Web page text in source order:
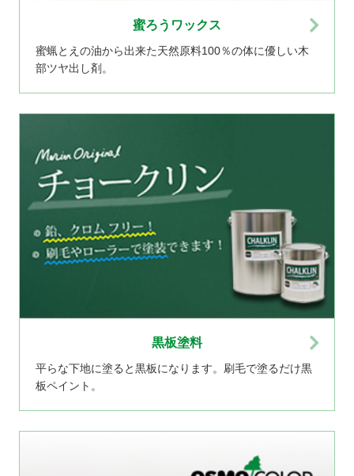
蜜ろうワックス
蜜蝋とえの油から出来た天然原料100％の体に優しい木
部ツヤ出し剤。
黒板塗料
平らな下地に塗ると黒板になります。刷毛で塗るだけ黒
板ペイント。